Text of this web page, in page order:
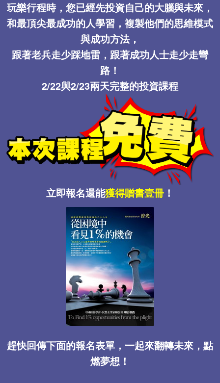
玩樂行程時，您已經先投資自己的大腦與未來，
和最頂尖最成功的人學習，複製他們的思維模式
與成功方法，
跟著老兵走少踩地雷，跟著成功人士走少走彎
路！
2/22與2/23兩天完整的投資課程
立即報名還能獲得贈書壹冊 ！
趕快回傳下面的報名表單，一起來翻轉未來，點
燃夢想！